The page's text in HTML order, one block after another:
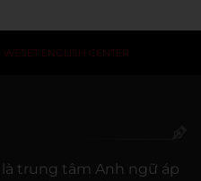
WESET ENGLISH CENTER
là trung tâm Anh ngữ áp